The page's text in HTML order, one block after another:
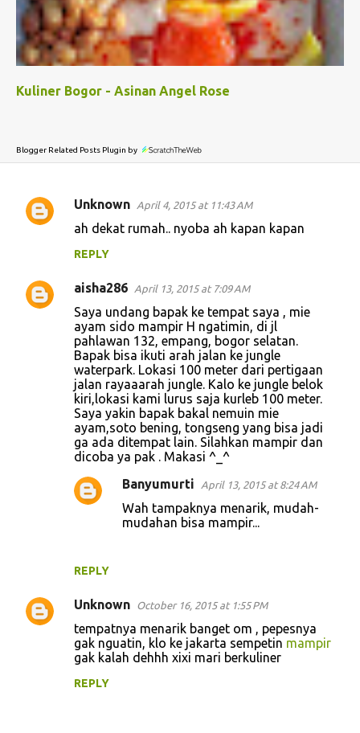
Kuliner Bogor - Asinan Angel Rose
Blogger Related Posts Plugin by
C
m
e
Unknown April 4, 2015 at 11:43 AM
ah dekat rumah.. nyoba ah kapan kapan
REPLY
aisha286 April 13, 2015 at 7:09 AM
Saya undang bapak ke tempat saya , mie
ayam sido mampir H ngatimin, di jl
pahlawan 132, empang, bogor selatan.
Bapak bisa ikuti arah jalan ke jungle
waterpark. Lokasi 100 meter dari pertigaan
jalan rayaaarah jungle. Kalo ke jungle belok
kiri,lokasi kami lurus saja kurleb 100 meter.
Saya yakin bapak bakal nemuin mie
ayam,soto bening, tongseng yang bisa jadi
ga ada ditempat lain. Silahkan mampir dan
dicoba ya pak . Makasi ^_^
REPLY
Banyumurti April 13, 2015 at 8:24 AM
Wah tampaknya menarik, mudah-
mudahan bisa mampir...
Unknown October 16, 2015 at 1:55 PM
tempatnya menarik banget om , pepesnya
gak nguatin, klo ke jakarta sempetin mampir
gak kalah dehhh xixi mari berkuliner
REPLY